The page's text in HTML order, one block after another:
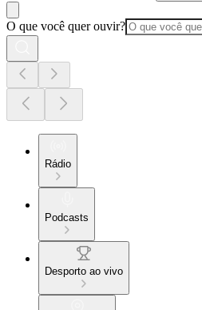
O que você quer ouvir?
Rádio
Podcasts
Desporto ao vivo